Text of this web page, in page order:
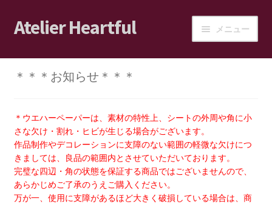
ナ
ビ
ン
へ
ス
キ
ッ
プ
コ
ン
ス
キ
ッ
プ
Atelier Heartful メニュー
ホーム
カート
ログイン/マイアカウント
ショップご利用案内
＊＊＊お知らせ＊＊＊
＊ウエハーペーパーは、素材の特性上、シートの外周や角に小
さな欠け・割れ・ヒビが生じる場合がございます。
作品制作やデコレーションに支障のない範囲の軽微な欠けにつ
きましては、良品の範囲内とさせていただいております。
完璧な四辺・角の状態を保証する商品ではございませんので、
あらかじめご了承のうえご購入ください。
万が一、使用に支障があるほど大きく破損している場合は、商